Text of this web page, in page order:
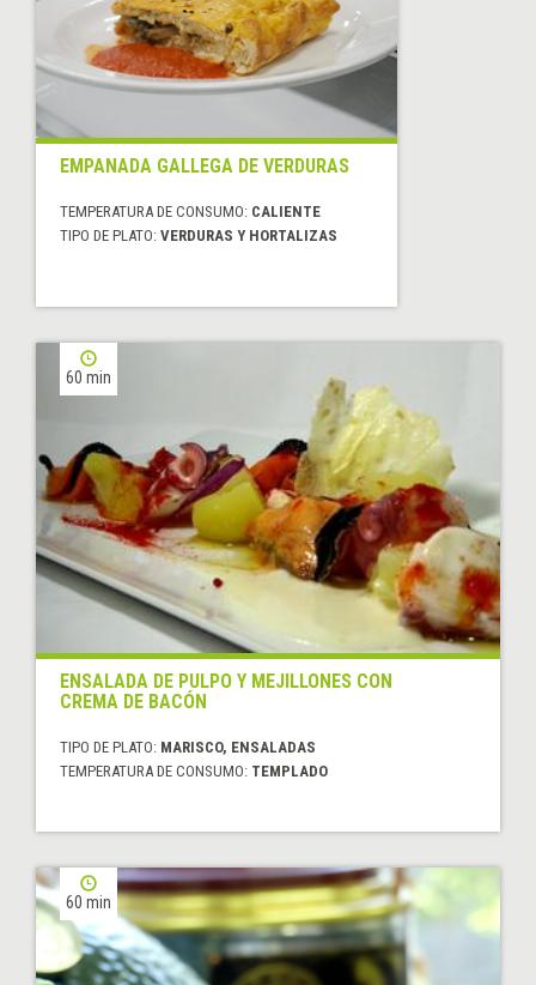
EMPANADA GALLEGA DE VERDURAS
TEMPERATURA DE CONSUMO: CALIENTE
TIPO DE PLATO: VERDURAS Y HORTALIZAS
60 min
ENSALADA DE PULPO Y MEJILLONES CON
CREMA DE BACÓN
TIPO DE PLATO: MARISCO, ENSALADAS
TEMPERATURA DE CONSUMO: TEMPLADO
60 min